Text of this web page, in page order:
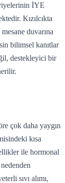
İYE
Kızılcıkta
duvarına
bilimsel kanıtlar
destekleyici bir
çok daha yaygın
kısa
ile hormonal
sıvı alımı,